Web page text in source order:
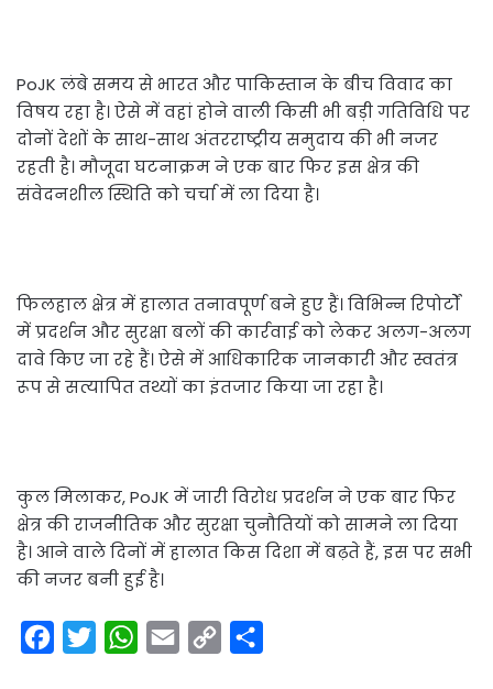
PoJK लंबे समय से भारत और पाकिस्तान के बीच विवाद का
विषय रहा है। ऐसे में वहां होने वाली किसी भी बड़ी गतिविधि पर
दोनों देशों के साथ-साथ अंतरराष्ट्रीय समुदाय की भी नजर
रहती है। मौजूदा घटनाक्रम ने एक बार फिर इस क्षेत्र की
संवेदनशील स्थिति को चर्चा में ला दिया है।
फिलहाल क्षेत्र में हालात तनावपूर्ण बने हुए हैं। विभिन्न रिपोर्टों
में प्रदर्शन और सुरक्षा बलों की कार्रवाई को लेकर अलग-अलग
दावे किए जा रहे हैं। ऐसे में आधिकारिक जानकारी और स्वतंत्र
रूप से सत्यापित तथ्यों का इंतजार किया जा रहा है।
कुल मिलाकर, PoJK में जारी विरोध प्रदर्शन ने एक बार फिर
क्षेत्र की राजनीतिक और सुरक्षा चुनौतियों को सामने ला दिया
है। आने वाले दिनों में हालात किस दिशा में बढ़ते हैं, इस पर सभी
की नजर बनी हुई है।
W